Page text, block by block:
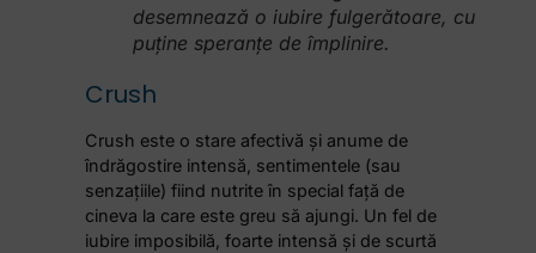
desemnează o iubire fulgerătoare, cu
puține speranțe de împlinire.
Crush
Crush este o stare afectivă și anume de
îndrăgostire intensă, sentimentele (sau
senzațiile) fiind nutrite în special față de
cineva la care este greu să ajungi. Un fel de
iubire imposibilă, foarte intensă și de scurtă